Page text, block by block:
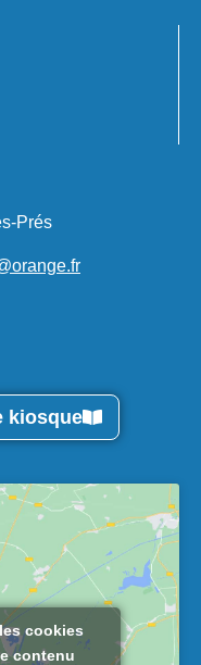
Prés
kiosque
cookies
contenu